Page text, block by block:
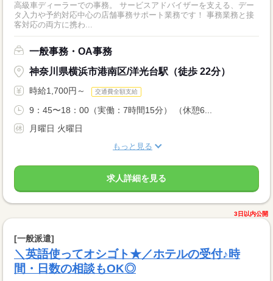
高級車ディーラーでの事務。 サービスアドバイザーを支える、デー
タ入力や予約対応中心の店舗事務サポート業務です！ 事務業務と接
客対応の両方に携わ...
一般事務・OA事務
神奈川県横浜市港南区/洋光台駅（徒歩 22分）
時給1,700円～ 交通費全額支給
9：45〜18：00（実働：7時間15分） （休憩6...
月曜日 火曜日
もっと見る
求人詳細を見る
3日以内公開
[一般派遣]
＼英語使ってオシゴト★／ホテルの受付♪時
間・日数の相談もOK◎